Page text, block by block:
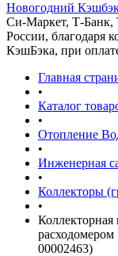
Новогодний
Си-Маркет, Т-Банк,
России, благодаря
КэшБэка, при
Главная
•
Каталог
•
Отопление
•
Инженерная
•
Коллекторы
•
Коллекторная
00002463)